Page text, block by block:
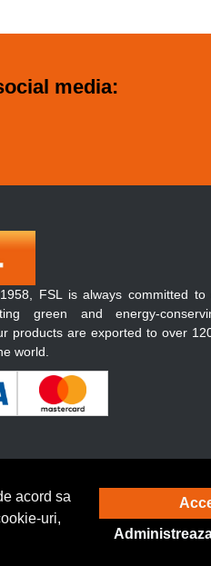
media:
FSL is always committed to
green and energy-
products are exported to over
world.
Solutie
acord sa
uri,